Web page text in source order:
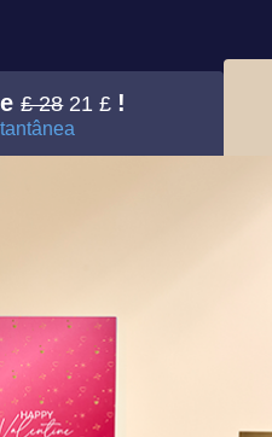
£ 28 21 £ !